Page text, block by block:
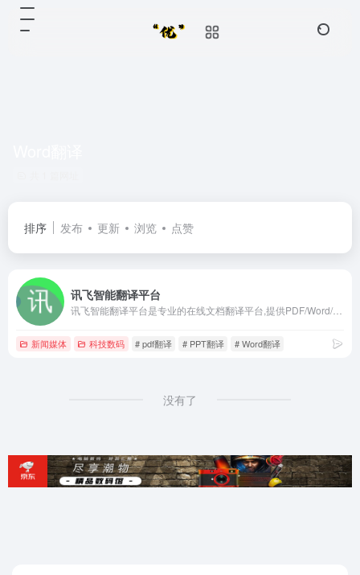
排序 发布 更新 浏览 点赞
讯飞智能翻译平台
讯飞智能翻译平台是专业的在线文档翻译平台,提供PDF/Word/Excel/PPT文件翻译、图片识别翻译、在线翻译等服务,支持22种文档格式以及60多种语种和中文互译,译文结果高度还原原文样式排版。涵盖期刊论文、法律、金融、计算机、能源、体育、医疗等多个领域翻译，翻译更精准。
新闻媒体 科技数码 # pdf翻译 # PPT翻译 # Word翻译
没有了